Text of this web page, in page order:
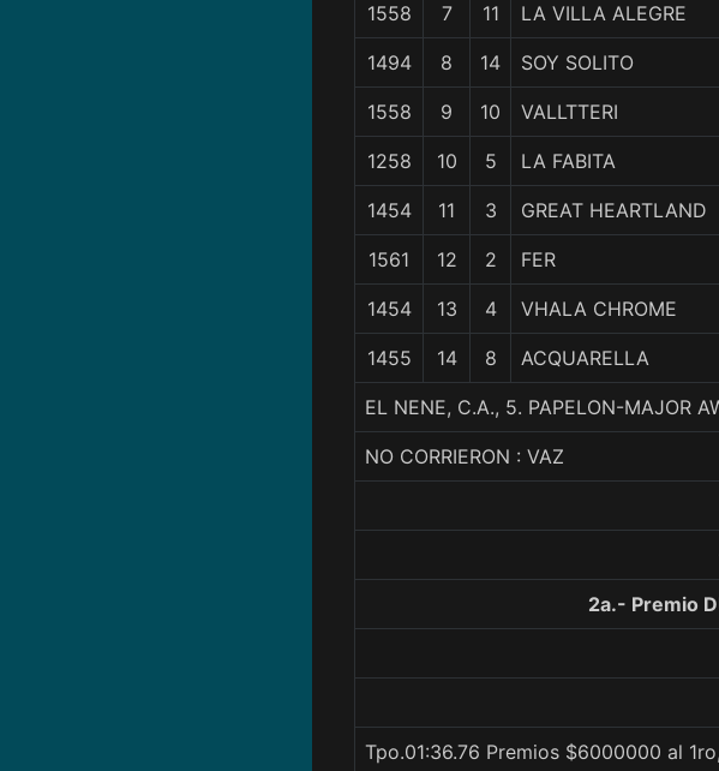
1558 7 11 LA VILLA ALEGRE
1494 8 14 SOY SOLITO
1558 9 10 VALLTTERI
1258 10 5 LA FABITA
1454 11 3 GREAT HEARTLAND
1561 12 2 FER
1454 13 4 VHALA CHROME
1455 14 8 ACQUARELLA
EL NENE, C.A., 5. PAPELON-MAJOR
NO CORRIERON : VAZ
2a.- Premio
Tpo.01:36.76 Premios $6000000 al